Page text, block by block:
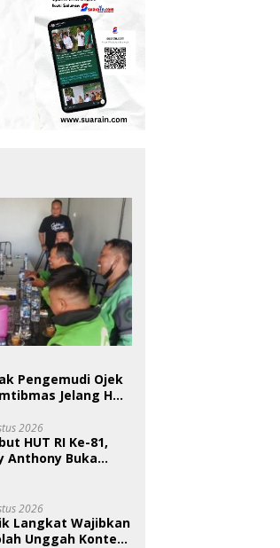
Pengemudi Ojek
Jelang HUT
2026
HUT RI Ke-81,
Anthony Buka
2026
Langkat Wajibkan
Unggah Konten